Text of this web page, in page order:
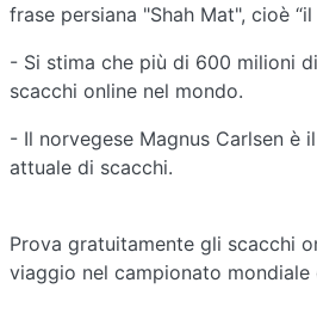
frase persiana "Shah Mat", cioè
- Si stima che più di 600 milioni
scacchi online nel mondo.
- Il norvegese Magnus Carlsen è
attuale di scacchi.
Prova gratuitamente gli scacchi
viaggio nel campionato mondiale